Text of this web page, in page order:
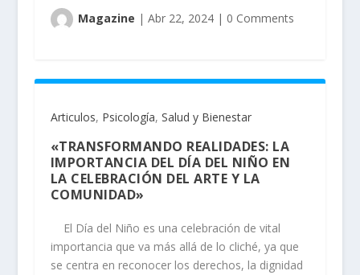
Magazine | Abr 22, 2024| 0 Comments
Articulos, Psicología, Salud y Bienestar
«TRANSFORMANDO REALIDADES: LA
IMPORTANCIA DEL DÍA DEL NIÑO EN
LA CELEBRACIÓN DEL ARTE Y LA
COMUNIDAD»
El Día del Niño es una celebración de vital
importancia que va más allá de lo cliché, ya que
se centra en reconocer los derechos, la dignidad